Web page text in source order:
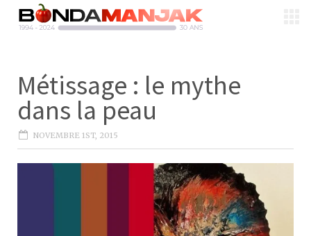
Métissage : le mythe
dans la peau
NOVEMBRE 1ST, 2015